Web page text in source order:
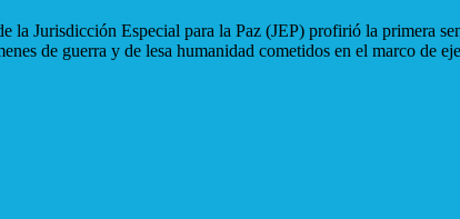
la Jurisdicción Especial para la Paz (JEP) profirió la primera
de guerra y de lesa humanidad cometidos en el marco de